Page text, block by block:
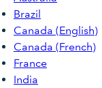
Brazil
Canada (English)
Canada (French)
France
India